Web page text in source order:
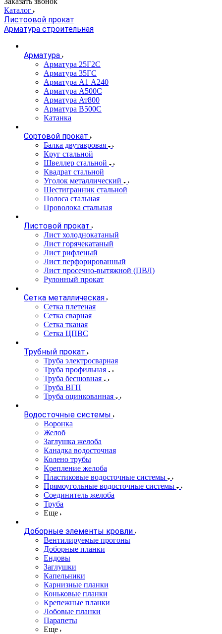
Каталог
Листоовой прокат
Арматура строительная
Арматура
Арматура 25Г2С
Арматура 35ГС
Арматура А1 А240
Арматура А500С
Арматура Ат800
Арматура В500С
Катанка
Сортовой прокат
Балка двутавровая
Круг стальной
Швеллер стальной
Квадрат стальной
Уголок металлический
Шестигранник стальной
Полоса стальная
Проволока стальная
Листовой прокат
Лист холоднокатаный
Лист горячекатаный
Лист рифленый
Лист перфорированный
Лист просечно-вытяжной (ПВЛ)
Рулонный прокат
Сетка металлическая
Сетка плетеная
Сетка сварная
Сетка тканая
Сетка ЦПВС
Трубный прокат
Труба электросварная
Труба профильная
Труба бесшовная
Труба ВГП
Труба оцинкованная
Водосточные системы
Воронка
Желоб
Заглушка желоба
Канадка водосточная
Колено трубы
Крепление желоба
Пластиковые водосточные системы
Прямоугольные водосточные системы
Соединитель желоба
Труба
Еще
Доборные элементы кровли
Вентилируемые прогоны
Доборные планки
Ендовы
Заглушки
Капельники
Карнизные планки
Коньковые планки
Крепежные планки
Лобовые планки
Парапеты
Еще